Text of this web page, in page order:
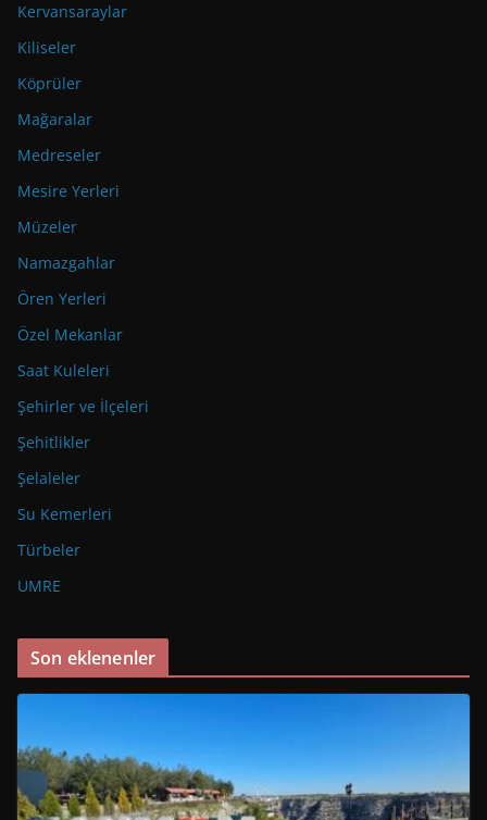
Kervansaraylar
Kiliseler
Köprüler
Mağaralar
Medreseler
Mesire Yerleri
Müzeler
Namazgahlar
Ören Yerleri
Özel Mekanlar
Saat Kuleleri
Şehirler ve İlçeleri
Şehitlikler
Şelaleler
Su Kemerleri
Türbeler
UMRE
Son eklenenler